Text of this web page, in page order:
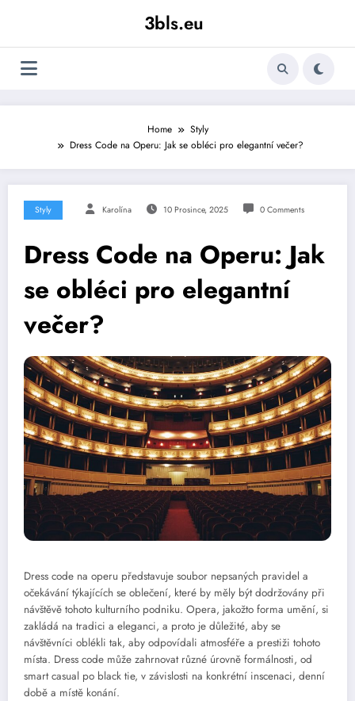
3bls.eu
Home
Styly
Dress Code na Operu: Jak se obléci pro elegantní večer?
Styly Karolína 10 Prosince, 2025 0 Comments
Dress Code na Operu: Jak
se obléci pro elegantní
večer?
Dress code na operu představuje soubor nepsaných pravidel a
očekávání týkajících se oblečení, které by měly být dodržovány při
návštěvě tohoto kulturního podniku. Opera, jakožto forma umění, si
zakládá na tradici a eleganci, a proto je důležité, aby se
návštěvníci oblékli tak, aby odpovídali atmosféře a prestiži tohoto
místa. Dress code může zahrnovat různé úrovně formálnosti, od
smart casual po black tie, v závislosti na konkrétní inscenaci, denní
době a místě konání.